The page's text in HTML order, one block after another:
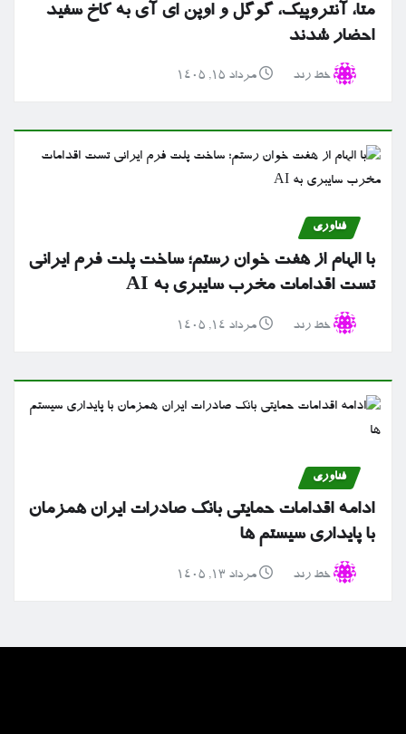
متا، آنتروپیک، گوگل و اوپن ای آی به کاخ سفید
احضار شدند
خط رند مرداد ۱۵, ۱۴۰۵
فناوری
با الهام از هفت خوان رستم؛ ساخت پلت فرم ایرانی
تست اقدامات مخرب سایبری به AI
خط رند مرداد ۱۴, ۱۴۰۵
فناوری
ادامه اقدامات حمایتی بانک صادرات ایران همزمان
با پایداری سیستم ها
خط رند مرداد ۱۳, ۱۴۰۵